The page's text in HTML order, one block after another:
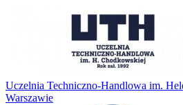
Uczelnia Techniczno-Handlowa im.
Warszawie